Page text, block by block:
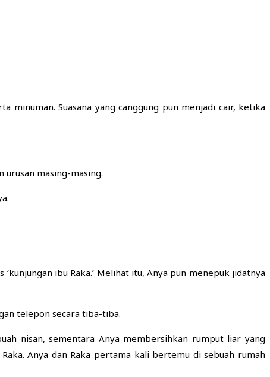
Suasana yang canggung pun menjadi cair, ketika
urusan masing-masing.
ibu Raka.’ Melihat itu, Anya pun menepuk jidatnya
telepon secara tiba-tiba.
nisan, sementara Anya membersihkan rumput liar yang
Anya dan Raka pertama kali bertemu di sebuah rumah